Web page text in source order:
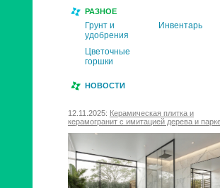
РАЗНОЕ
Грунт и
удобрения
Инвентарь
Цветочные
горшки
НОВОСТИ
12.11.2025: Керамическая плитка и
керамогранит с имитацией дерева и